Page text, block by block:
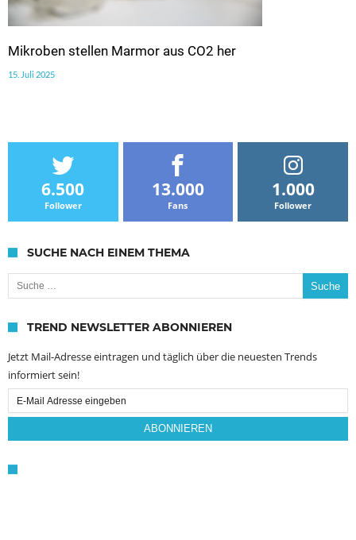
Mikroben stellen Marmor aus CO2 her
15. Juli 2025
6.500
Follower
13.000
Fans
1.000
Follower
SUCHE NACH EINEM THEMA
Suche nach:
TREND NEWSLETTER ABONNIEREN
Jetzt Mail-Adresse eintragen und täglich über die neuesten Trends
informiert sein!
Email
Subscription
ABONNIEREN